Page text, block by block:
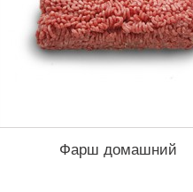
Фарш домашний